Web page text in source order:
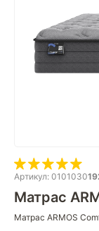
Артикул: 0101030
Матрас
Матрас ARMOS